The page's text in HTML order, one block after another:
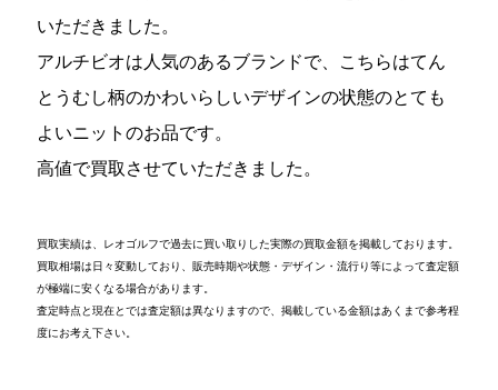
いただきました。
アルチビオは人気のあるブランドで、こちらはてん
とうむし柄のかわいらしいデザインの状態のとても
よいニットのお品です。
高値で買取させていただきました。
買取実績は、レオゴルフで過去に買い取りした実際の買取金額を掲載しております。
買取相場は日々変動しており、販売時期や状態・デザイン・流行り等によって査定額
が極端に安くなる場合があります。
査定時点と現在とでは査定額は異なりますので、掲載している金額はあくまで参考程
度にお考え下さい。